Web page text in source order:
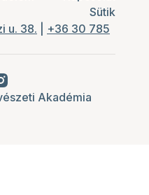
Sütik
u. 38.
+36 30 785
Akadémia